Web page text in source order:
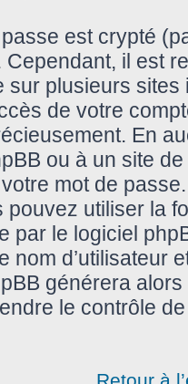
est crypté
il est
sur plusieurs
de votre
En
ou à un site
mot de
pouvez utiliser la
par le logiciel
nom d’utilisateur
générera
le contrôle